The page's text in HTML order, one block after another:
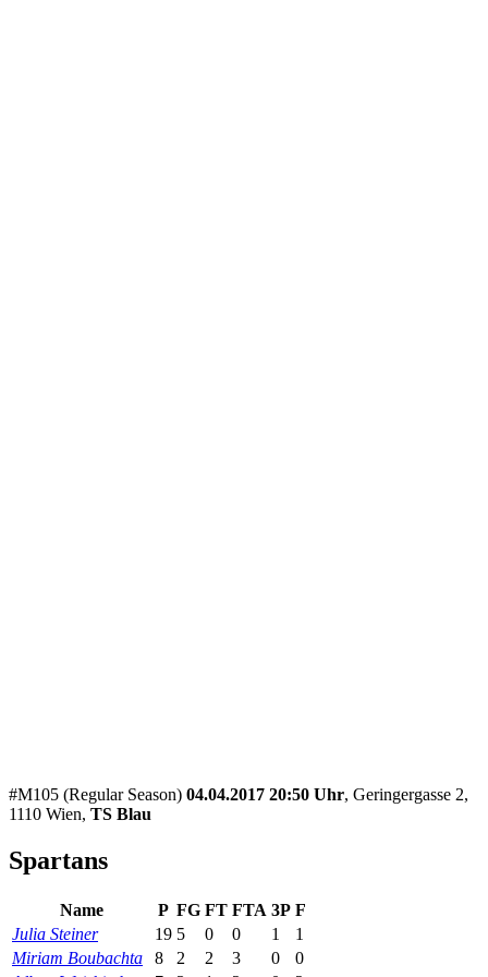
#M105 (Regular Season) 04.04.2017 20:50 Uhr, Geringergasse 2,
1110 Wien, TS Blau
Spartans
Name P FG FT FTA 3P F
Julia Steiner
19 5 0 0 1
1
Miriam Boubachta
8 2 2 3 0
0